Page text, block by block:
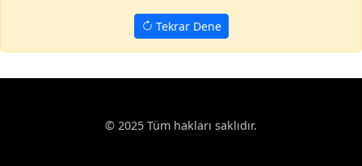
Tekrar Dene
© 2025 Tüm hakları saklıdır.